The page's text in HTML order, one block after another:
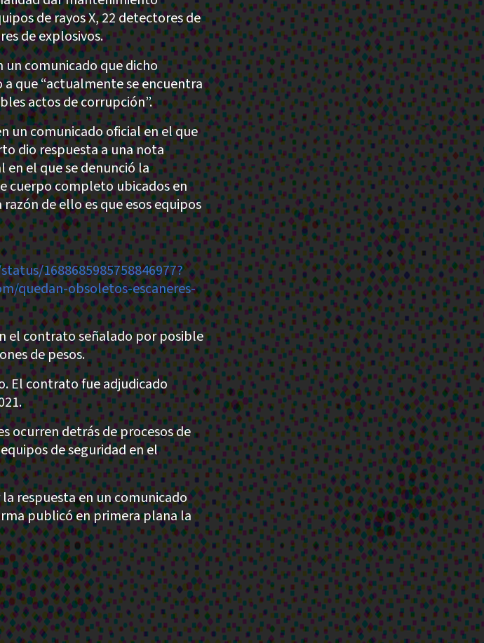
de rayos X, 22 detectores de
de explosivos.
un comunicado que dicho
que “actualmente se encuentra
actos de corrupción”.
un comunicado oficial en el que
dio respuesta a una nota
el que se denunció la
cuerpo completo ubicados en
de ello es que esos equipos
1688685985758846977?
quedan-obsoletos-escaneres-
el contrato señalado por posible
de pesos.
El contrato fue adjudicado
ocurren detrás de procesos de
de seguridad en el
la respuesta en un comunicado
publicó en primera plana la